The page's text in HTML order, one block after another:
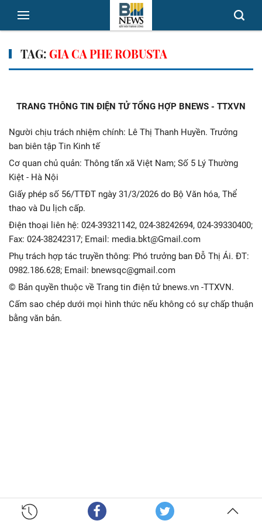
TAG:GIA CA PHE ROBUSTA
TRANG THÔNG TIN ĐIỆN TỬ TỔNG HỢP BNEWS - TTXVN
Người chịu trách nhiệm chính: Lê Thị Thanh Huyền. Trưởng
ban biên tập Tin Kinh tế
Cơ quan chủ quản: Thông tấn xã Việt Nam; Số 5 Lý Thường
Kiệt - Hà Nội
Giấy phép số 56/TTĐT ngày 31/3/2026 do Bộ Văn hóa, Thể
thao và Du lịch cấp.
Điện thoại liên hệ: 024-39321142, 024-38242694, 024-39330400;
Fax: 024-38242317; Email: media.bkt@Gmail.com
Phụ trách hợp tác truyền thông: Phó trưởng ban Đỗ Thị Ái. ĐT:
0982.186.628; Email: bnewsqc@gmail.com
© Bản quyền thuộc về Trang tin điện tử bnews.vn -TTXVN.
Cấm sao chép dưới mọi hình thức nếu không có sự chấp thuận
bằng văn bản.